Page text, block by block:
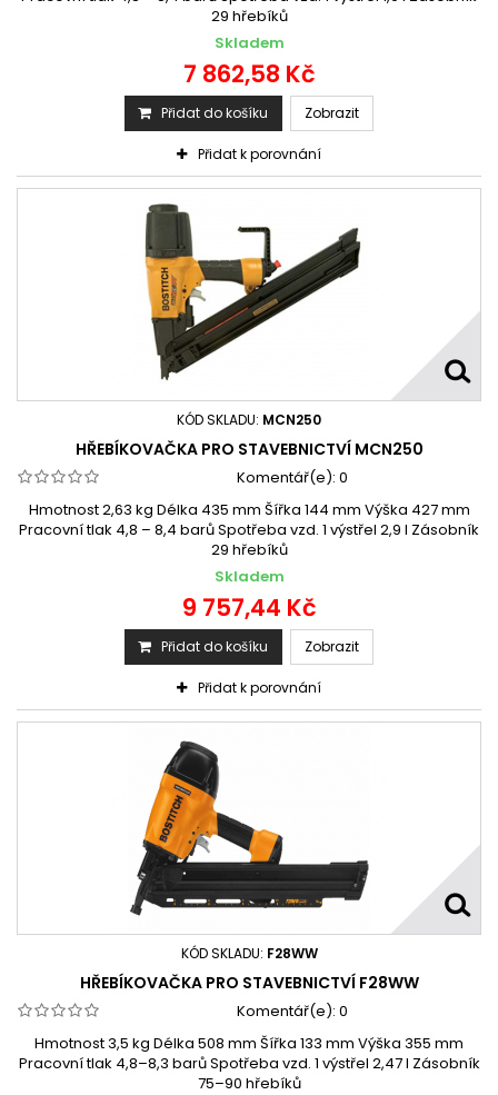
29 hřebíků
Skladem
7 862,58 Kč
Přidat do košíku Zobrazit
Přidat k porovnání
KÓD SKLADU: MCN250
HŘEBÍKOVAČKA PRO STAVEBNICTVÍ MCN250
Komentář(e): 0
Hmotnost 2,63 kg Délka 435 mm Šířka 144 mm Výška 427 mm
Pracovní tlak 4,8 – 8,4 barů Spotřeba vzd. 1 výstřel 2,9 l Zásobník
29 hřebíků
Skladem
9 757,44 Kč
Přidat do košíku Zobrazit
Přidat k porovnání
KÓD SKLADU: F28WW
HŘEBÍKOVAČKA PRO STAVEBNICTVÍ F28WW
Komentář(e): 0
Hmotnost 3,5 kg Délka 508 mm Šířka 133 mm Výška 355 mm
Pracovní tlak 4,8–8,3 barů Spotřeba vzd. 1 výstřel 2,47 l Zásobník
75–90 hřebíků